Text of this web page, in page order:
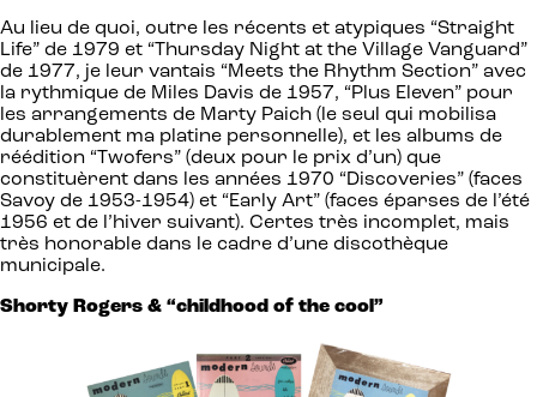
Au lieu de quoi, outre les récents et atypiques “Straight
Life” de 1979 et “Thursday Night at the Village Vanguard”
de 1977, je leur vantais “Meets the Rhythm Section” avec
la rythmique de Miles Davis de 1957, “Plus Eleven” pour
les arrangements de Marty Paich (le seul qui mobilisa
durablement ma platine personnelle), et les albums de
réédition “Twofers” (deux pour le prix d’un) que
constituèrent dans les années 1970 “Discoveries” (faces
Savoy de 1953-1954) et “Early Art” (faces éparses de l’été
1956 et de l’hiver suivant). Certes très incomplet, mais
très honorable dans le cadre d’une discothèque
municipale.
Shorty Rogers & “childhood of the cool”